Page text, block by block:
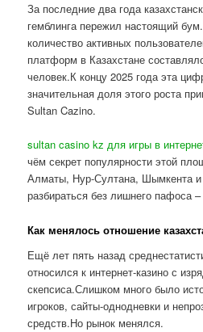
За последние два года
гемблинга пережил настоящий
количество активных
платформ в Казахстане
человек.К концу 2025 года эта
значительная доля этого роста
Sultan Cazino.
sultan casino kz для игры в
чём секрет популярности этой
Алматы, Нур-Султана, Шымкента и
разбираться без лишнего пафоса
Как менялось отношение
Ещё лет пять назад
относился к интернет-казино с
скепсиса.Слишком много было
игроков, сайты-однодневки и
средств.Но рынок менялся.